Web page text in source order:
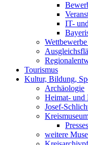
IT-
Tourismus
Kultur, Bildung,
Archäologie
Heimat- und
Josef-
weitere